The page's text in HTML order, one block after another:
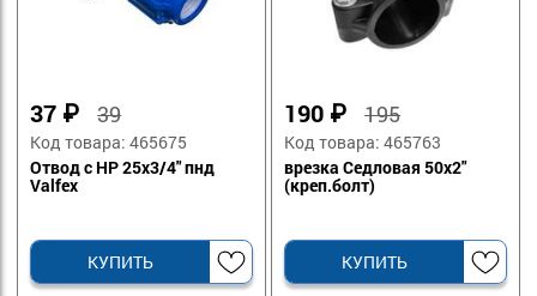
37 ₽39
Код товара: 465675
Отвод с НР 25х3/4" пнд
Valfex
КУПИТЬ
190 ₽195
Код товара: 465763
врезка Седловая 50х2"
(креп.болт)
КУПИТЬ